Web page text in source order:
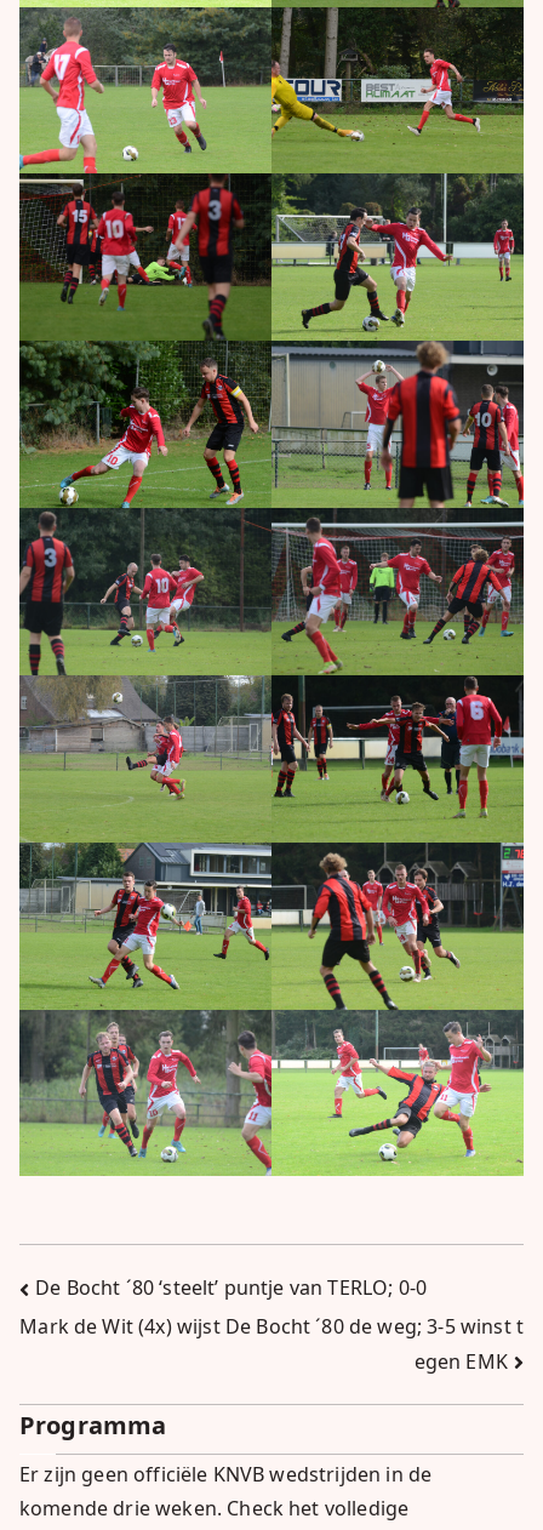
Bericht
navigatie
De Bocht ´80 ‘steelt’ puntje van TERLO; 0-0
Mark de Wit (4x) wijst De Bocht ´80 de weg; 3-5 winst t
egen EMK
Programma
Er zijn geen officiële KNVB wedstrijden in de
komende drie weken. Check het volledige